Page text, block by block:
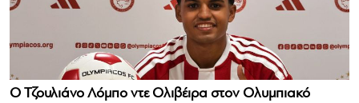
Ο Τζουλιάνο Λόμπο ντε Ολιβέιρα στον Ολυμπιακό